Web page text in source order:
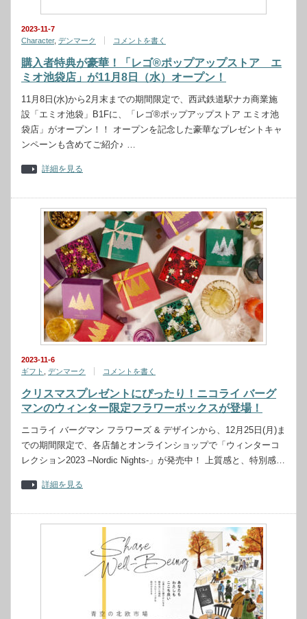
2023-11-7
Character, デンマーク コメントを書く
購入者特典が豪華！「レゴ®ポップアップストア エ
ミオ池袋店」が11月8日（水）オープン！
11月8日(水)から2月末までの期間限定で、西武鉄道駅ナカ商業施
設「エミオ池袋」B1Fに、「レゴ®ポップアップストア エミオ池
袋店」がオープン！！ オープンを記念した豪華なプレゼントキャ
ンペーンも含めてご紹介♪ …
詳細を見る
2023-11-6
ギフト
デンマーク コメントを書く
クリスマスプレゼントにぴったり！ニコライ バーグ
マンのウィンター限定フラワーボックスが登場！
ニコライ バーグマン フラワーズ & デザインから、12月25日(月)ま
での期間限定で、各店舗とオンラインショップで「ウィンターコ
レクション2023 –Nordic Nights-」が発売中！ 上質感と、特別感…
詳細を見る